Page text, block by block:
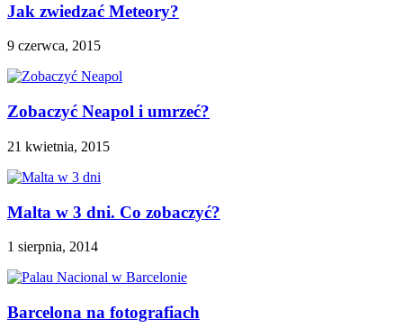
Jak zwiedzać Meteory?
9 czerwca, 2015
Zobaczyć Neapol i umrzeć?
21 kwietnia, 2015
Malta w 3 dni. Co zobaczyć?
1 sierpnia, 2014
Barcelona na fotografiach